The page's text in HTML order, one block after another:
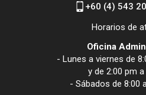
+60 (4) 543
Horarios de
Oficina
- Lunes a viernes de
y de 2:00 pm
- Sábados de 8:00